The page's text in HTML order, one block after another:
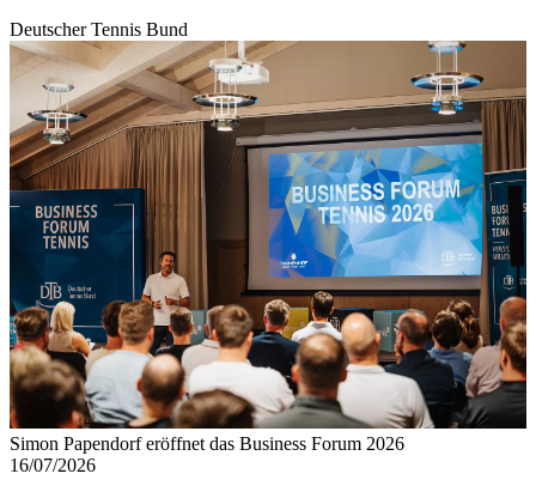
Deutscher Tennis Bund
Simon Papendorf eröffnet das Business Forum 2026
16/07/2026